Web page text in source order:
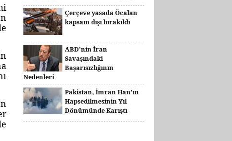
Çerçeve yasada Öcalan
kapsam dışı bırakıldı
ABD’nin İran
Savaşındaki
Başarısızlığının
Nedenleri
Pakistan, İmran Han’ın
Hapsedilmesinin Yıl
Dönümünde Karıştı